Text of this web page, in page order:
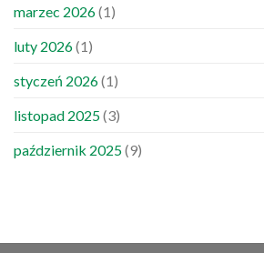
marzec 2026(1)
luty 2026(1)
styczeń 2026(1)
listopad 2025(3)
październik 2025(9)